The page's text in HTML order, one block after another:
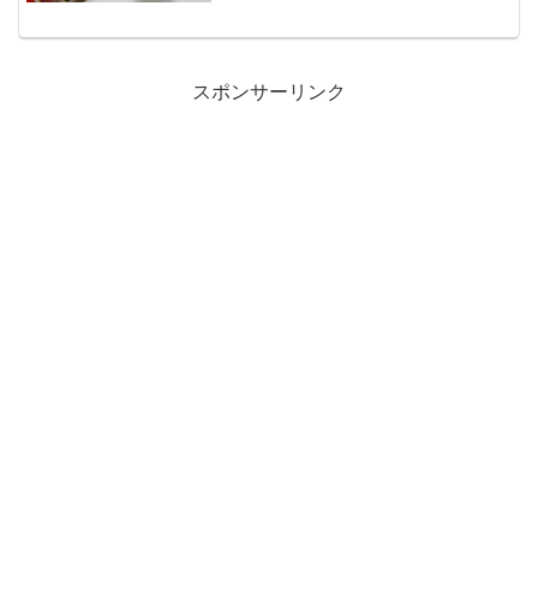
ーマンのネタ帳です。ホームパーティー
スポンサーリンク